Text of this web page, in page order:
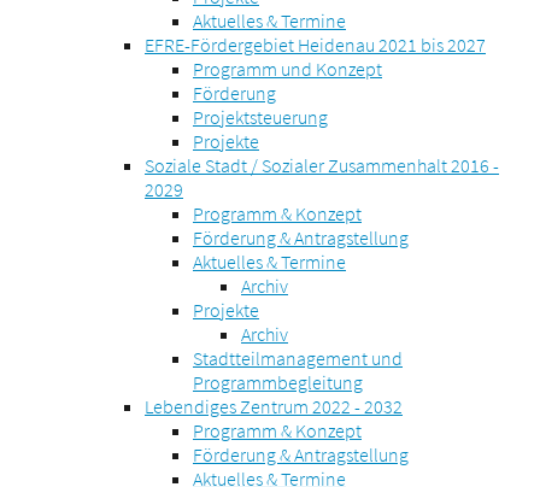
Aktuelles & Termine
EFRE-Fördergebiet Heidenau 2021 bis 2027
Programm und Konzept
Förderung
Projektsteuerung
Projekte
Soziale Stadt / Sozialer Zusammenhalt 2016 -
2029
Programm & Konzept
Förderung & Antragstellung
Aktuelles & Termine
Archiv
Projekte
Archiv
Stadtteilmanagement und
Programmbegleitung
Lebendiges Zentrum 2022 - 2032
Programm & Konzept
Förderung & Antragstellung
Aktuelles & Termine